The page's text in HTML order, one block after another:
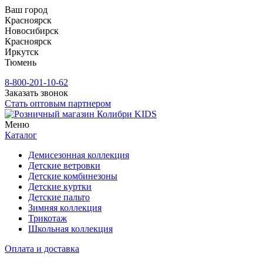
Ваш город
Красноярск
Новосибирск
Красноярск
Иркутск
Тюмень
8-800-201-10-62
Заказать звонок
Стать оптовым партнером
Меню
Каталог
Демисезонная коллекция
Детские ветровки
Детские комбинезоны
Детские куртки
Детские пальто
Зимняя коллекция
Трикотаж
Школьная коллекция
Оплата и доставка